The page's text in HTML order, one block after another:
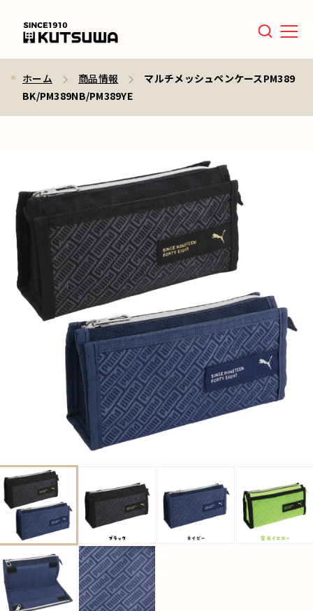
Menu
ホーム 商品情報
マルチメッシュペンケースPM389
BK/PM389NB/PM389YE